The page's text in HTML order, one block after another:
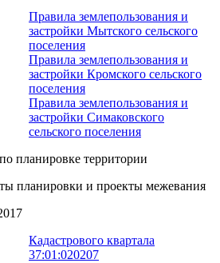
Правила землепользования и
застройки Мытского сельского
поселения
Правила землепользования и
застройки Кромского сельского
поселения
Правила землепользования и
застройки Симаковского
сельского поселения
планировке территории
планировки и проекты межевания
Кадастрового квартала
37:01:020207